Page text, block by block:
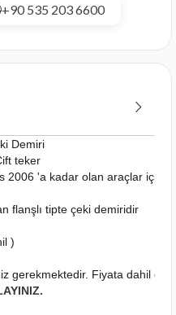
+90 535 203 6600
Demiri
teker
2006 'a kadar olan araçlar için
flanşlı tipte çeki demiridir
)
gerekmektedir. Fiyata dahil